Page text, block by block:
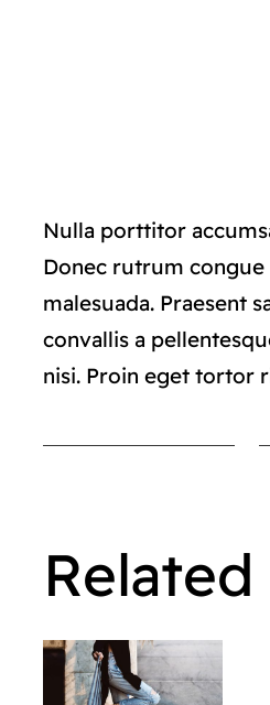
Nulla porttitor
Donec rutrum
malesuada. Praesent
convallis a
nisi. Proin eget tortor
Related